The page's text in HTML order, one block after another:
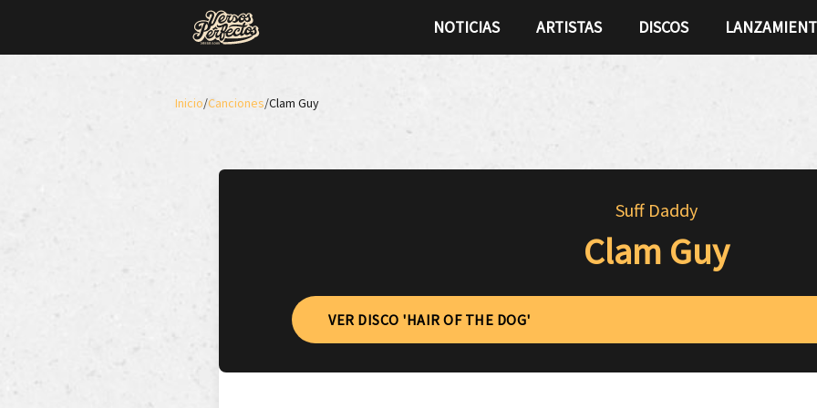
NOTICIAS ARTISTAS DISCOS
Inicio/Canciones/Clam Guy
Suff Daddy
Clam Guy
VER DISCO 'HAIR OF THE DOG'